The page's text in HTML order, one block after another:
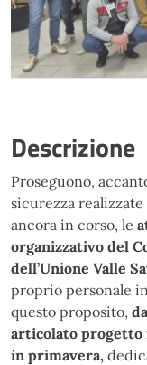
Descrizione
Proseguono,
sicurezza
ancora in corso, le
organizzativo del
dell’Unione Valle
proprio personale
questo proposito,
articolato progetto
in primavera,